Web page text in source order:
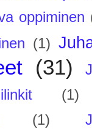
oppiminen
(1)
(31)
(1)
(1)